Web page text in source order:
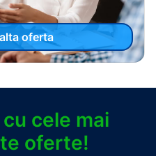
oferta
cele mai
oferte!